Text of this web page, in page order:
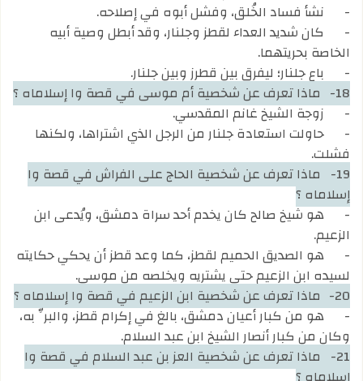
-
نشأ فساد الخُلق، وفشل أبوه في إصلاحه.
-
كان شديد العداء لقطز وجلنار، وقد أبطل وصية أبيه
الخاصة بحريتهما.
-
باع جلنار؛ ليفرق بين قطرز وبين جلنار.
18-
ماذا تعرف عن شخصية أم موسى في قصة وا إسلاماه ؟
-
زوجة الشيخ غانم المقدسي.
-
حاولت استعادة جلنار من الرجل الذي اشتراها، ولكنها
فشلت.
19-
ماذا تعرف عن شخصية الحاج على الفراش في قصة وا
إسلاماه ؟
-
هو شيخ صالح كان يخدم أحد سراة دمشق، ويُدعى ابن
الزعيم.
-
هو الصديق الحميم لقطز، كما وعد قطز أن يحكي حكايته
لسيده ابن الزعيم حتى يشتريه ويخلصه من موسى.
20-
ماذا تعرف عن شخصية ابن الزعيم في قصة وا إسلاماه ؟
-
هو من كبار أعيان دمشق، بالغ في إكرام قطز، والبرِّ به،
وكان من كبار أنصار الشيخ ابن عبد السلام.
21-
ماذا تعرف عن شخصية العز بن عبد السلام في قصة وا